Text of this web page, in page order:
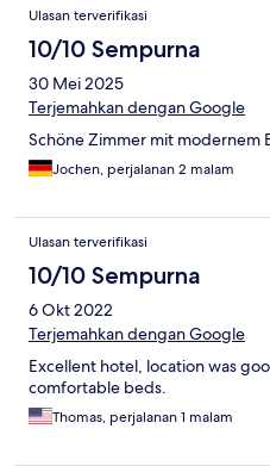
Ulasan terverifikasi
10/10 Sempurna
30 Mei 2025
Terjemahkan dengan Google
Schöne Zimmer mit modernem
Jochen, perjalanan 2 malam
Ulasan terverifikasi
10/10 Sempurna
6 Okt 2022
Terjemahkan dengan Google
Excellent hotel, location was
comfortable beds.
Thomas, perjalanan 1 malam